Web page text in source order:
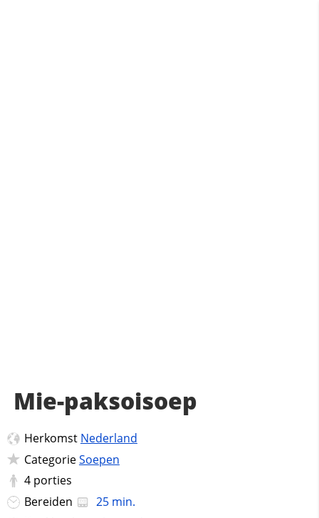
Mie-paksoisoep
Herkomst Nederland
CategorieSoepen
4 porties
Bereiden
25 min.